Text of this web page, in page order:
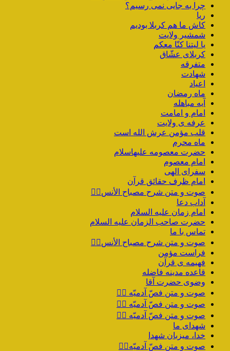
چرا به جایی نمی رسیم؟
ریا
کاش ما هم کربلا بودیم
شمشیر ولایت
یا لیتنا کنّا معکم
کربلای عشّاق
متفرقه
شهادت
اعیاد
ماه رمضان
آیه مباهله
امام و امامت
عرفه ی ولایت
قلب مؤمن عرش الله است
ماه محرم
حضرت معصومه علیهاسلام
امام معصوم
سفرای الهی
امام ظرف حقائق قرآن
صوت و متن شرح مصباح الأنس۲️⃣
آداب دعا
امام زمان علیه السلام
حضرت صاحب الزمان علیه السلام
تماس با ما
صوت و متن شرح مصباح الأنس۱️⃣
فراست مؤمن
فهیمه ی قرآن
قاعده مدینه فاضله
وضوی حضرت آقا
صوت و متن فصّ آدمیّه ۴️⃣
صوت و متن فصّ آدمیّه ۳️⃣
صوت و متن فصّ آدمیّه ۲️⃣
شهدای ما
خدا، میزبان شهدا
صوت و متن فصّ آدمیّه۱️⃣